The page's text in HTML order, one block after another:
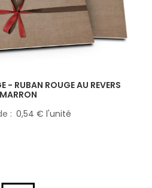
- RUBAN ROUGE AU REVERS
MARRON
0,54 € l'unité